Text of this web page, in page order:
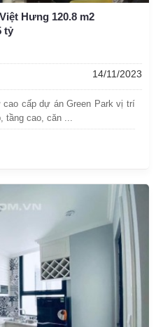
Hưng 120.8 m2
tỷ
14/11/2023
cấp dự án Green Park vị trí
tầng cao, căn ...